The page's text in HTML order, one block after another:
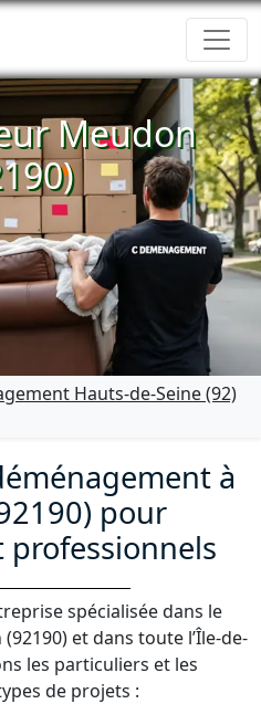
Meudon
Hauts-de-Seine (92)
à
pour
spécialisée dans le
et dans toute l’Île-de-
les particuliers et les
de projets :